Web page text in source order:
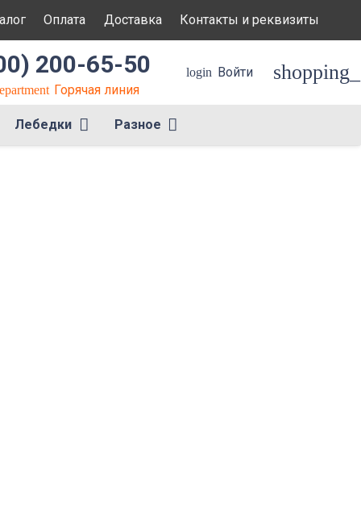
Оплата Доставка Контакты и реквизиты
200-65-50
Горячая линия
login Войти
Лебедки Разное